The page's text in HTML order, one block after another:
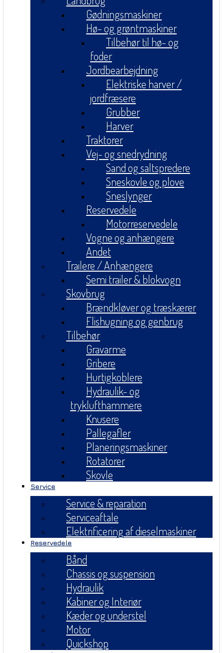
Gødningsmaskiner
Hø- og grøntmaskiner
Tilbehør til hø- og
foder
Jordbearbejdning
Elektriske harver /
jordfræsere
Grubber
Harver
Traktorer
Vej- og snedrydning
Sand og saltspredere
Sneskovle og plove
Sneslynger
Reservedele
Motorreservedele
Vogne og anhængere
Andet
Trailere / Anhængere
Semi trailer & blokvogn
Skovbrug
Brændkløver og træskærer
Flishugning og genbrug
Tilbehør
Gravarme
Gribere
Hurtigkoblere
Hydraulik- og
tryklufthammere
Knusere
Pallegafler
Planeringsmaskiner
Rotatorer
Skovle
Service
Service & reparation
Serviceaftale
Elektrificering af dieselmaskiner
Reservedele
Bånd
Chassis og suspension
Hydraulik
Kabiner og Interiør
Kæder og understel
Motor
Quickshop